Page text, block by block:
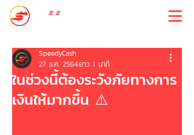
ในช่วงนี้ต้องระวังภัยทางการ
เงินให้มากขึ้น ⚠️
SpeedyCash
27 ธ.ค. 2564ยาว 1 นาที